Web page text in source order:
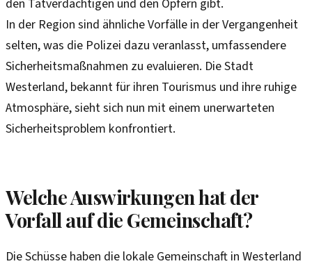
den Tatverdächtigen und den Opfern gibt.
In der Region sind ähnliche Vorfälle in der Vergangenheit
selten, was die Polizei dazu veranlasst, umfassendere
Sicherheitsmaßnahmen zu evaluieren. Die Stadt
Westerland, bekannt für ihren Tourismus und ihre ruhige
Atmosphäre, sieht sich nun mit einem unerwarteten
Sicherheitsproblem konfrontiert.
Welche Auswirkungen hat der
Vorfall auf die Gemeinschaft?
Die Schüsse haben die lokale Gemeinschaft in Westerland